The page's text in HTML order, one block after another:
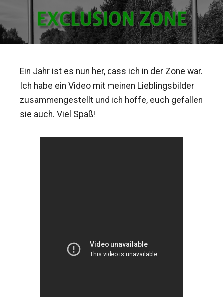
Ein Jahr ist es nun her, dass ich in der Zone war.
Ich habe ein Video mit meinen Lieblingsbilder
zusammengestellt und ich hoffe, euch gefallen
sie auch. Viel Spaß!